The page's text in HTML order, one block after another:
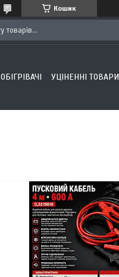
Кошик
ОБІГРІВАЧІ УЦІНЕННІ ТОВАРИ